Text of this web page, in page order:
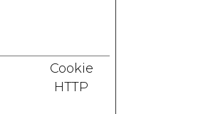
Cookie
HTTP